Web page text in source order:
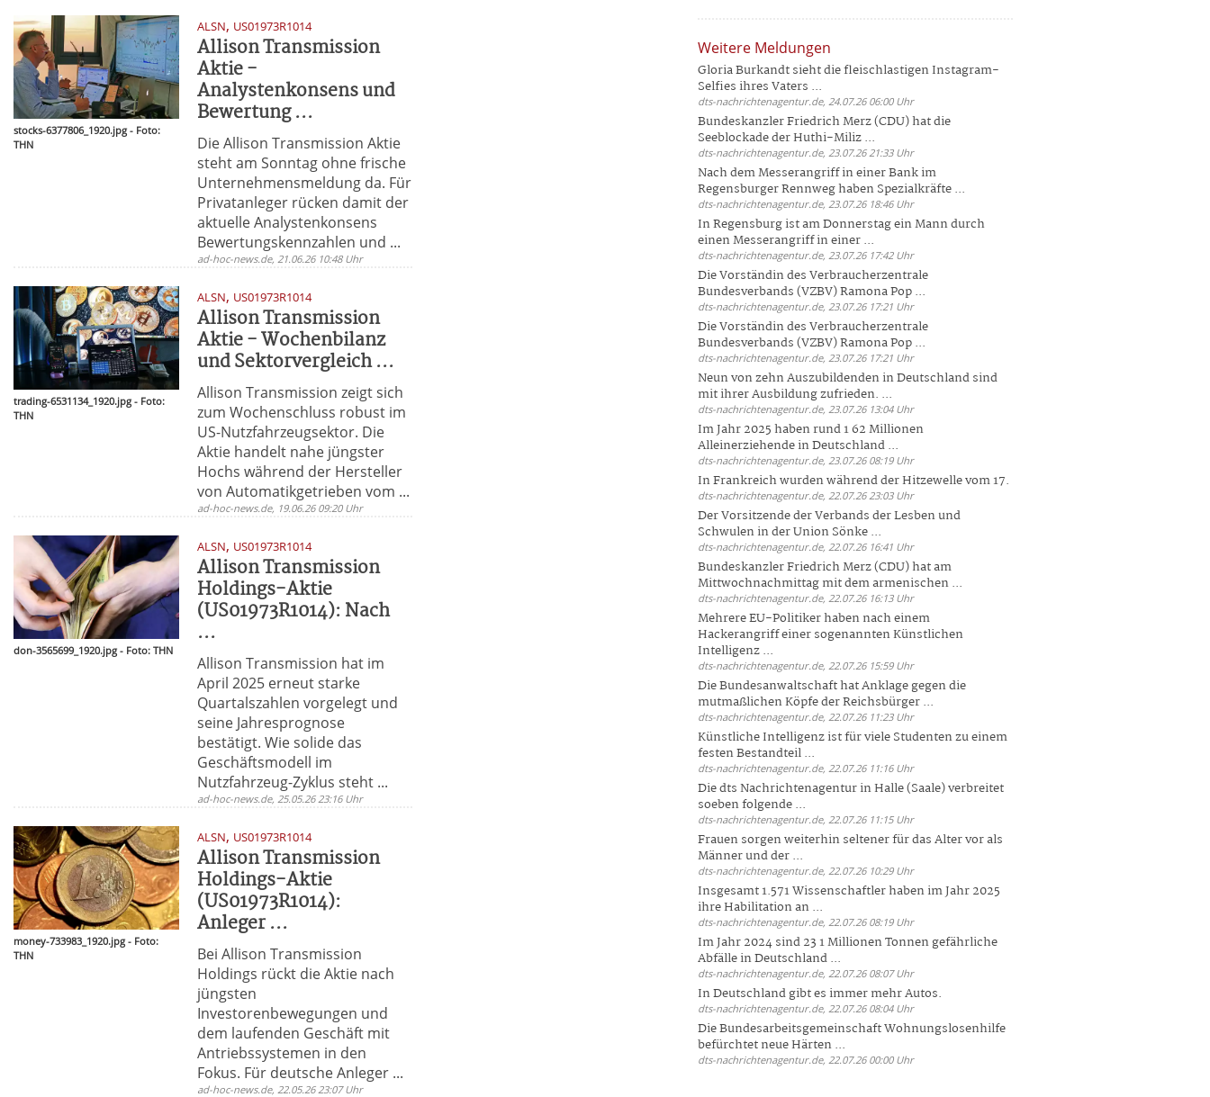
stocks-6377806_1920.jpg - Foto:
THN
ALSN, US01973R1014
Allison Transmission
Aktie -
Analystenkonsens und
Bewertung ...
Die Allison Transmission Aktie
steht am Sonntag ohne frische
Unternehmensmeldung da. Für
Privatanleger rücken damit der
aktuelle Analystenkonsens
Bewertungskennzahlen und ...
ad-hoc-news.de, 21.06.26 10:48 Uhr
trading-6531134_1920.jpg - Foto:
THN
ALSN, US01973R1014
Allison Transmission
Aktie - Wochenbilanz
und Sektorvergleich ...
Allison Transmission zeigt sich
zum Wochenschluss robust im
US-Nutzfahrzeugsektor. Die
Aktie handelt nahe jüngster
Hochs während der Hersteller
von Automatikgetrieben vom ...
ad-hoc-news.de, 19.06.26 09:20 Uhr
don-3565699_1920.jpg - Foto: THN
ALSN, US01973R1014
Allison Transmission
Holdings-Aktie
(US01973R1014): Nach
...
Allison Transmission hat im
April 2025 erneut starke
Quartalszahlen vorgelegt und
seine Jahresprognose
bestätigt. Wie solide das
Geschäftsmodell im
Nutzfahrzeug-Zyklus steht ...
ad-hoc-news.de, 25.05.26 23:16 Uhr
money-733983_1920.jpg - Foto:
THN
ALSN, US01973R1014
Allison Transmission
Holdings-Aktie
(US01973R1014):
Anleger ...
Bei Allison Transmission
Holdings rückt die Aktie nach
jüngsten
Investorenbewegungen und
dem laufenden Geschäft mit
Antriebssystemen in den
Fokus. Für deutsche Anleger ...
ad-hoc-news.de, 22.05.26 23:07 Uhr
Weitere Meldungen
Gloria Burkandt sieht die fleischlastigen Instagram-
Selfies ihres Vaters ...
dts-nachrichtenagentur.de, 24.07.26 06:00 Uhr
Bundeskanzler Friedrich Merz (CDU) hat die
Seeblockade der Huthi-Miliz ...
dts-nachrichtenagentur.de, 23.07.26 21:33 Uhr
Nach dem Messerangriff in einer Bank im
Regensburger Rennweg haben Spezialkräfte ...
dts-nachrichtenagentur.de, 23.07.26 18:46 Uhr
In Regensburg ist am Donnerstag ein Mann durch
einen Messerangriff in einer ...
dts-nachrichtenagentur.de, 23.07.26 17:42 Uhr
Die Vorständin des Verbraucherzentrale
Bundesverbands (VZBV) Ramona Pop ...
dts-nachrichtenagentur.de, 23.07.26 17:21 Uhr
Die Vorständin des Verbraucherzentrale
Bundesverbands (VZBV) Ramona Pop ...
dts-nachrichtenagentur.de, 23.07.26 17:21 Uhr
Neun von zehn Auszubildenden in Deutschland sind
mit ihrer Ausbildung zufrieden. ...
dts-nachrichtenagentur.de, 23.07.26 13:04 Uhr
Im Jahr 2025 haben rund 1 62 Millionen
Alleinerziehende in Deutschland ...
dts-nachrichtenagentur.de, 23.07.26 08:19 Uhr
In Frankreich wurden während der Hitzewelle vom 17.
dts-nachrichtenagentur.de, 22.07.26 23:03 Uhr
Der Vorsitzende der Verbands der Lesben und
Schwulen in der Union Sönke ...
dts-nachrichtenagentur.de, 22.07.26 16:41 Uhr
Bundeskanzler Friedrich Merz (CDU) hat am
Mittwochnachmittag mit dem armenischen ...
dts-nachrichtenagentur.de, 22.07.26 16:13 Uhr
Mehrere EU-Politiker haben nach einem
Hackerangriff einer sogenannten Künstlichen
Intelligenz ...
dts-nachrichtenagentur.de, 22.07.26 15:59 Uhr
Die Bundesanwaltschaft hat Anklage gegen die
mutmaßlichen Köpfe der Reichsbürger ...
dts-nachrichtenagentur.de, 22.07.26 11:23 Uhr
Künstliche Intelligenz ist für viele Studenten zu einem
festen Bestandteil ...
dts-nachrichtenagentur.de, 22.07.26 11:16 Uhr
Die dts Nachrichtenagentur in Halle (Saale) verbreitet
soeben folgende ...
dts-nachrichtenagentur.de, 22.07.26 11:15 Uhr
Frauen sorgen weiterhin seltener für das Alter vor als
Männer und der ...
dts-nachrichtenagentur.de, 22.07.26 10:29 Uhr
Insgesamt 1.571 Wissenschaftler haben im Jahr 2025
ihre Habilitation an ...
dts-nachrichtenagentur.de, 22.07.26 08:19 Uhr
Im Jahr 2024 sind 23 1 Millionen Tonnen gefährliche
Abfälle in Deutschland ...
dts-nachrichtenagentur.de, 22.07.26 08:07 Uhr
In Deutschland gibt es immer mehr Autos.
dts-nachrichtenagentur.de, 22.07.26 08:04 Uhr
Die Bundesarbeitsgemeinschaft Wohnungslosenhilfe
befürchtet neue Härten ...
dts-nachrichtenagentur.de, 22.07.26 00:00 Uhr